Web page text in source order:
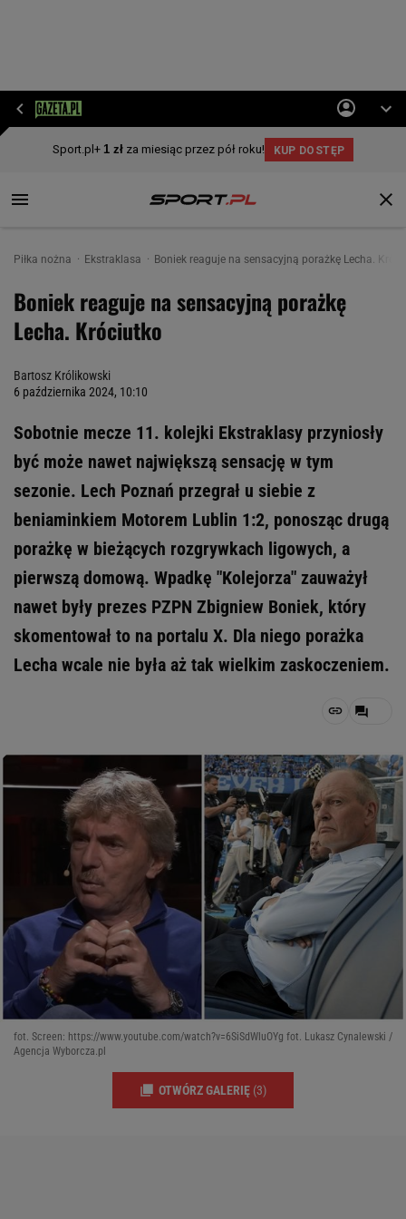
Piłka nożna Ekstraklasa Boniek reaguje na sensacyjną porażkę Lecha.
Boniek reaguje na sensacyjną porażkę
Lecha. Króciutko
Bartosz Królikowski
6 października 2024, 10:10
Sobotnie mecze 11. kolejki Ekstraklasy przyniosły
być może nawet największą sensację w tym
sezonie. Lech Poznań przegrał u siebie z
beniaminkiem Motorem Lublin 1:2, ponosząc drugą
porażkę w bieżących rozgrywkach ligowych, a
pierwszą domową. Wpadkę "Kolejorza" zauważył
nawet były prezes PZPN Zbigniew Boniek, który
skomentował to na portalu X. Dla niego porażka
Lecha wcale nie była aż tak wielkim zaskoczeniem.
fot. Screen: https://www.youtube.com/watch?v=6SiSdWluOYg fot. Lukasz Cynalewski /
Agencja Wyborcza.pl
OTWÓRZ GALERIĘ (3)